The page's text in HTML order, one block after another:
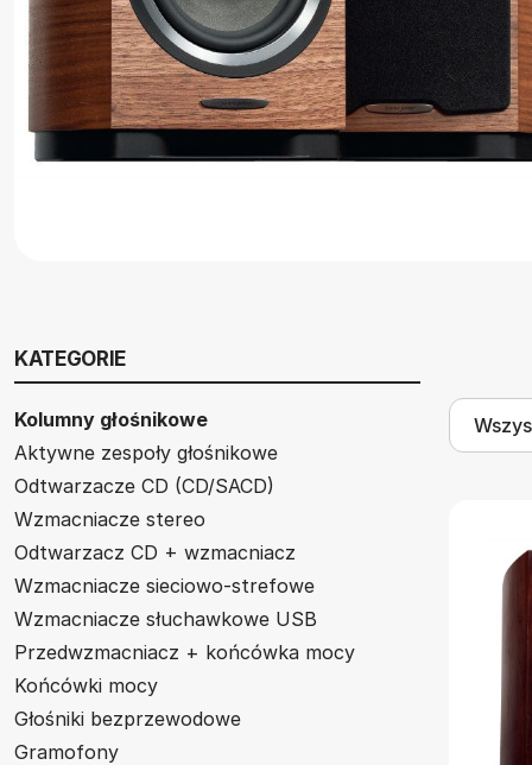
KATEGORIE
Kolumny głośnikowe
Aktywne zespoły głośnikowe
Odtwarzacze CD (CD/SACD)
Wzmacniacze stereo
Odtwarzacz CD + wzmacniacz
Wzmacniacze sieciowo-strefowe
Wzmacniacze słuchawkowe USB
Przedwzmacniacz + końcówka mocy
Końcówki mocy
Głośniki bezprzewodowe
Gramofony